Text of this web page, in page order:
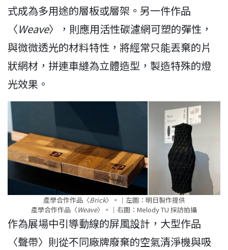
式成為多用途的層板或層架。另一件作品
〈Weave〉，則應用活性碳濾網可塑的彈性，
與微微透光的材料特性，將經常只能丟棄的片
狀網材，拼連車縫為立體造型，製造特殊的燈
光效果。
產學合作作品〈Brick〉。｜左圖：明日製作提供
產學合作作品〈Weave〉。｜右圖：Melody TU 採訪拍攝
作為展場中引導動線的屏風設計，大型作品
〈聲帶〉則從不同廠牌廢棄的空氣清淨機與吸